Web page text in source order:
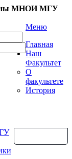
МНОИ МГУ
Меню
Главная
Наш
Факультет
О
факультете
История